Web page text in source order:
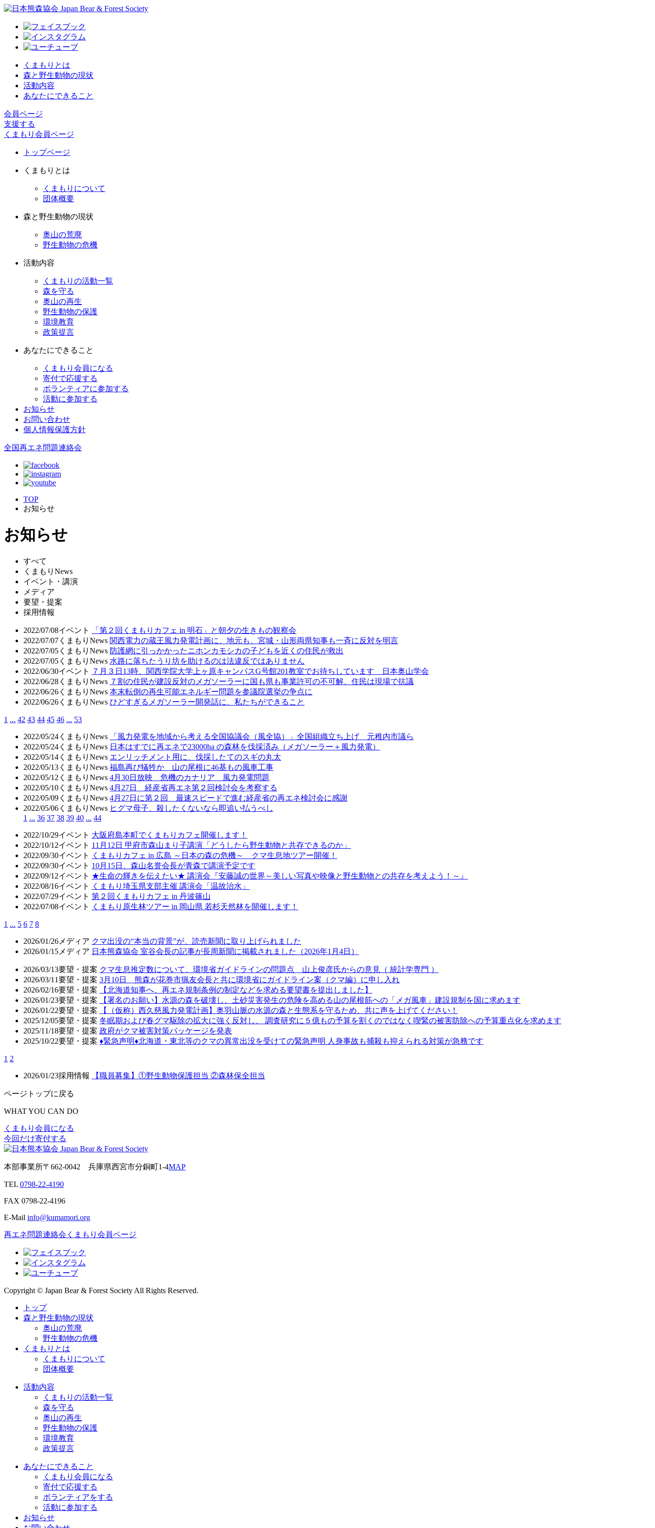
くまもりとは
森と野生動物の現状
活動内容
あなたにできること
会員ページ
支援する
くまもり会員ページ
トップページ
くまもりとは
くまもりについて
団体概要
森と野生動物の現状
奥山の荒廃
野生動物の危機
活動内容
くまもりの活動一覧
森を守る
奥山の再生
野生動物の保護
環境教育
政策提言
あなたにできること
くまもり会員になる
寄付で応援する
ボランティアに参加する
活動に参加する
お知らせ
お問い合わせ
個人情報保護方針
全国再エネ問題連絡会
TOP
お知らせ
お知らせ
すべて
くまもりNews
イベント・講演
メディア
要望・提案
採用情報
2022/07/08イベント
「第２回くまもりカフェ in 明石」と朝夕の生きもの観察会
2022/07/07 くまもりNews 関西電力の蔵王風力発電計画に、地元も、宮城・山形両県知事も一斉に反対を明言
2022/07/05 くまもりNews 防護網に引っかかったニホンカモシカの子どもを近くの住民が救出
2022/07/05 くまもりNews 水路に落ちたうり坊を助けるのは法違反ではありません
2022/06/30イベント
７月３日13時、関西学院大学上ヶ原キャンパスG号館201教室でお待ちしています 日本奥山学会
2022/06/28 くまもりNews ７割の住民が建設反対のメガソーラーに国も県も事業許可の不可解、住民は現場で抗議
2022/06/26 くまもりNews 本末転倒の再生可能エネルギー問題を参議院選挙の争点に
2022/06/26 くまもりNews ひどすぎるメガソーラー開発話に、私たちができること
1 ... 42 43 44 45 46 ... 53
2022/05/24 くまもりNews
「風力発電を地域から考える全国協議会（風全協）」全国組織立ち上げ 元稚内市議ら
2022/05/24 くまもりNews 日本はすでに再エネで23000ha の森林を伐採済み（メガソーラー＋風力発電）
2022/05/14 くまもりNews エンリッチメント用に、伐採したてのスギの丸太
2022/05/13 くまもりNews 福島再び犠牲か 山の尾根に46基もの風車工事
2022/05/12 くまもりNews 4月30日放映 危機のカナリア 風力発電問題
2022/05/10 くまもりNews 4月27日 経産省再エネ第２回検討会を考察する
2022/05/09 くまもりNews 4月27日に第２回 最速スピードで進む経産省の再エネ検討会に感謝
2022/05/06 くまもりNews ヒグマ母子、殺したくないなら即追い払うべし
1 ... 36 37 38 39 40 ... 44
2022/10/29イベント 大阪府島本町でくまもりカフェ開催します！
2022/10/12イベント 11月12日 甲府市森山まり子講演「どうしたら野生動物と共存できるのか」
2022/09/30イベント
くまもりカフェ in 広島 ～日本の森の危機～ クマ生息地ツアー開催！
2022/09/30イベント 10月15日、森山名誉会長が青森で講演予定です
2022/09/12イベント ★生命の輝きを伝えたい★ 講演会『安藤誠の世界～美しい写真や映像と野生動物との共存を考えよう！～』
2022/08/16イベント
くまもり埼玉県支部主催 講演会「温故治水」
2022/07/29イベント 第２回くまもりカフェ in 丹波篠山
2022/07/08イベント くまもり原生林ツアー in 岡山県 若杉天然林を開催します！
1 ... 5 6 7 8
2026/01/26 メディア クマ出没の“本当の背景”が、読売新聞に取り上げられました
2026/01/15 メディア 日本熊森協会 室谷会長の記事が長周新聞に掲載されました（2026年1月4日）
2026/03/13要望・提案 クマ生息推定数について、環境省ガイドラインの問題点 山上俊彦氏からの意見（ 統計学専門 ）
2026/03/11要望・提案 3月10日 熊森が花巻市猟友会長と共に環境省にガイドライン案（クマ編）に申し入れ
2026/02/16要望・提案
【北海道知事へ、再エネ規制条例の制定などを求める要望書を提出しました】
2026/01/23要望・提案
【署名のお願い】水源の森を破壊し、土砂災害発生の危険を高める山の尾根筋への「メガ風車」建設規制を国に求めます
2026/01/22要望・提案
【（仮称）西久慈風力発電計画】奥羽山脈の水源の森と生態系を守るため、共に声を上げてください！
2025/12/05要望・提案 冬眠期および春グマ駆除の拡大に強く反対し、 調査研究に５億もの予算を割くのではなく喫緊の被害防除への予算重点化を求めます
2025/11/18要望・提案 政府がクマ被害対策パッケージを発表
2025/10/22要望・提案 ♦️緊急声明♦️北海道・東北等のクマの異常出没を受けての緊急声明 人身事故も捕殺も抑えられる対策が急務です
1 2
2026/01/23採用情報 【職員募集】①野生動物保護担当 ②森林保全担当
ページトップに戻る
WHAT YOU CAN DO
くまもり会員になる
今回だけ寄付する
本部事業所〒662-0042 兵庫県西宮市分銅町1-4MAP
TEL 0798-22-4190
FAX 0798-22-4196
E-Mail info@kumamori.org
再エネ問題連絡会 くまもり会員ページ
Copyright © Japan Bear & Forest Society All Rights Reserved.
トップ
森と野生動物の現状
奥山の荒廃
野生動物の危機
くまもりとは
くまもりについて
団体概要
活動内容
くまもりの活動一覧
森を守る
奥山の再生
野生動物の保護
環境教育
政策提言
あなたにできること
くまもり会員になる
寄付で応援する
ボランティアをする
活動に参加する
お知らせ